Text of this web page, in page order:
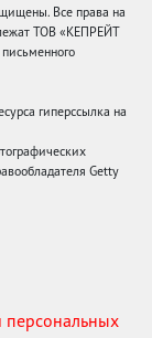
Все права на
ТОВ «КЕПРЕЙТ
гиперссылка на
Getty
персональных